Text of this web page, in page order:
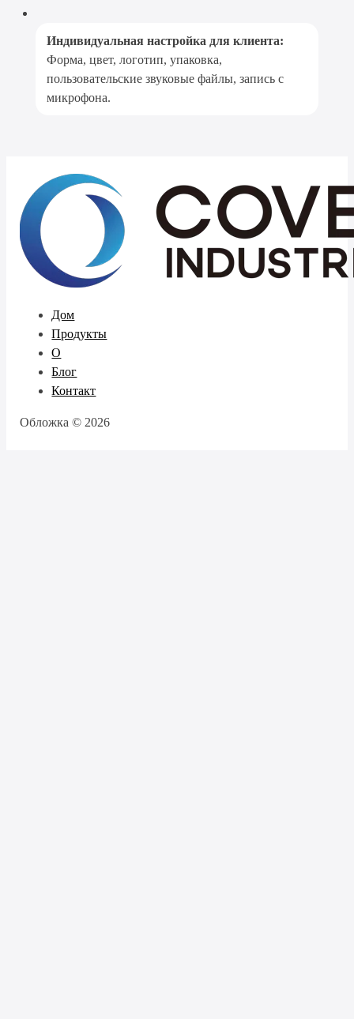
Индивидуальная настройка для клиента:
Форма, цвет, логотип, упаковка,
пользовательские звуковые файлы, запись с
микрофона.
Дом
Продукты
О
Блог
Контакт
Обложка © 2026